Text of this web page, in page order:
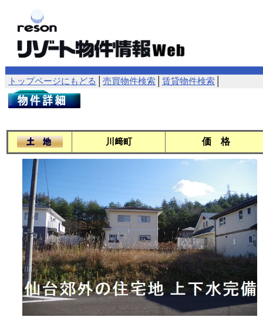
トップページにもどる 売買物件検索 賃貸物件検索
川﨑町 価 格